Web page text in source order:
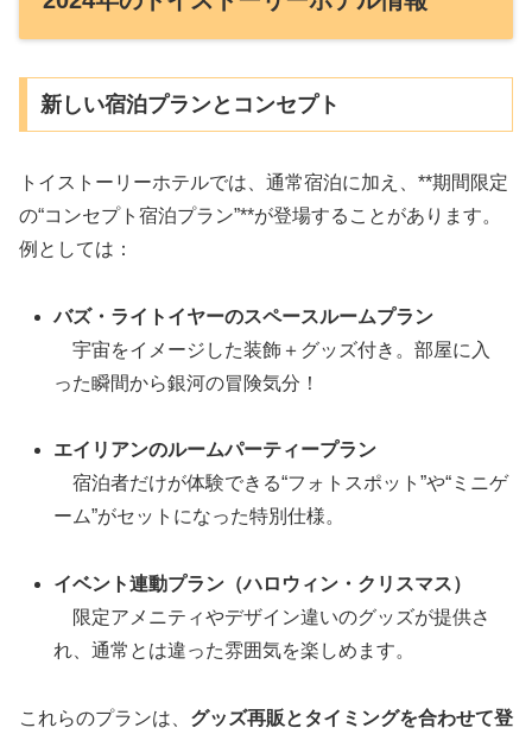
新しい宿泊プランとコンセプト
トイストーリーホテルでは、通常宿泊に加え、**期間限定
の“コンセプト宿泊プラン”**が登場することがあります。
例としては：
バズ・ライトイヤーのスペースルームプラン
宇宙をイメージした装飾＋グッズ付き。部屋に入
った瞬間から銀河の冒険気分！
エイリアンのルームパーティープラン
宿泊者だけが体験できる“フォトスポット”や“ミニゲ
ーム”がセットになった特別仕様。
イベント連動プラン（ハロウィン・クリスマス）
限定アメニティやデザイン違いのグッズが提供さ
れ、通常とは違った雰囲気を楽しめます。
これらのプランは、 グッズ再販とタイミングを合わせて登